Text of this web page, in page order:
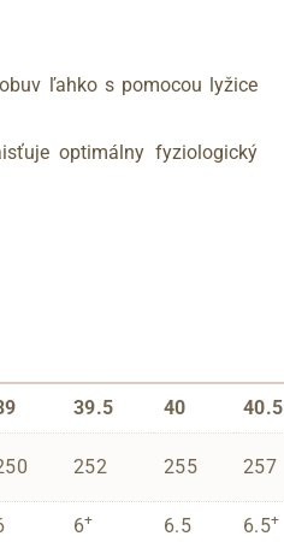
ľahko s pomocou lyžice
optimálny fyziologický
39.5 40 40.5
252 255 257
6+ 6.5 6.5+